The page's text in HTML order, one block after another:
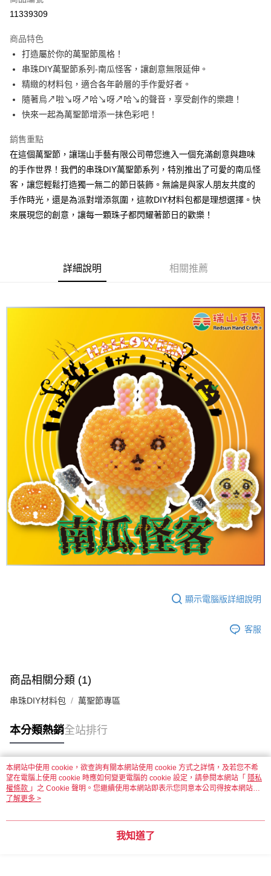
超商取貨付款
街口支付
悠遊付
運送方式
每筆NT$60，滿NT$1,500(含以上)免運費
付款後全家取貨
7-11取貨付款
每筆NT$60，滿NT$1,500(含以上)免運費
查看運費
11339309
商品特色
打造屬於你的萬聖節風格！
串珠DIY萬聖節系列-南瓜怪客，讓創意無限延伸。
精緻的材料包，適合各年齡層的手作愛好者。
隨著烏↗啦↘呀↗哈↘呀↗哈↘的聲音，享受創作的樂趣！
快來一起為萬聖節增添一抹色彩吧！
銷售重點
在這個萬聖節，讓瑞山手藝有限公司帶您進入一個充滿創意與趣味
的手作世界！我們的串珠DIY萬聖節系列，特別推出了可愛的南瓜怪
客，讓您輕鬆打造獨一無二的節日裝飾。無論是與家人朋友共度的
手作時光，還是為派對增添氛圍，這款DIY材料包都是理想選擇。快
來展現您的創意，讓每一顆珠子都閃耀著節日的歡樂！
詳細說明 相關推薦
顯示電腦版詳細說明
客服
商品相關分類 (1)
串珠DIY材料包 萬聖節專區
本分類熱銷全站排行
熱門標籤
本網站中使用 cookie，欲查詢有關本網站使用 cookie 方式之詳情，及若您不希
望在電腦上使用 cookie 時應如何變更電腦的 cookie 設定，請參閱本網站「 隱私
權條款 」之 Cookie 聲明。您繼續使用本網站即表示您同意本公司得按本網站使
用條款之 Cookie 聲明使用 cookie。
了解更多 >
我知道了